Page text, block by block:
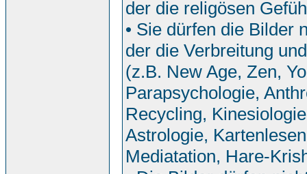
der die religösen
• Sie dürfen die Bilder
der die Verbreitung
(z.B. New Age, Zen,
Parapsychologie,
Recycling,
Astrologie,
Mediatation, Hare-